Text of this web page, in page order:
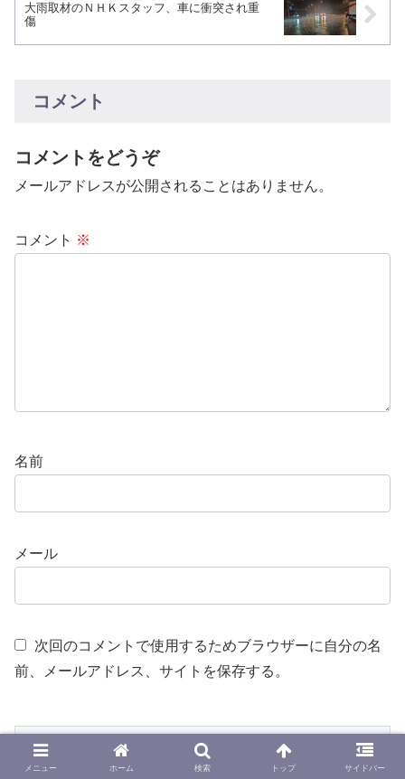
大雨取材のＮＨＫスタッフ、車に衝突され重
傷
コメント
コメントをどうぞ
メールアドレスが公開されることはありません。
コメント ※
名前
メール
次回のコメントで使用するためブラウザーに自分の名
前、メールアドレス、サイトを保存する。
メニュー ホーム 検索 トップ サイドバー